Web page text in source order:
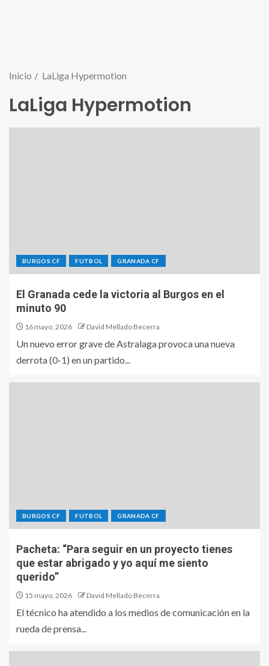
Inicio LaLiga Hypermotion
LaLiga Hypermotion
BURGOS CF FUTBOL GRANADA CF
El Granada cede la victoria al Burgos en el
minuto 90
16 mayo, 2026 David Mellado Becerra
Un nuevo error grave de Astralaga provoca una nueva
derrota (0-1) en un partido...
BURGOS CF FUTBOL GRANADA CF
Pacheta: “Para seguir en un proyecto tienes
que estar abrigado y yo aquí me siento
querido”
15 mayo, 2026 David Mellado Becerra
El técnico ha atendido a los medios de comunicación en la
rueda de prensa...